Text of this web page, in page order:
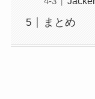
まとめ